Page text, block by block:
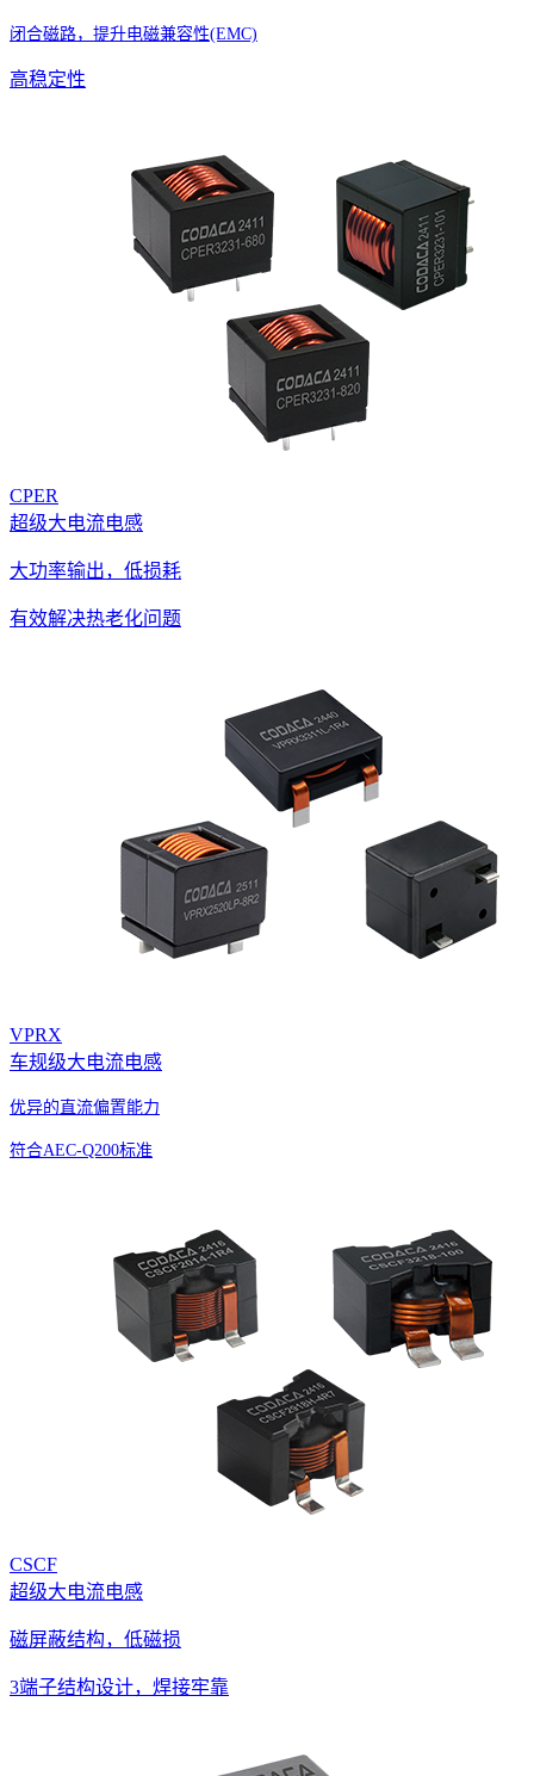
闭合磁路， 提升电磁兼容性(EMC)
高稳定性
CPER
超级大电流电感
大功率输出，低损耗
有效解决热老化问题
VPRX
车规级大电流电感
优异的直流偏置能力
符合AEC-Q200标准
CSCF
超级大电流电感
磁屏蔽结构，低磁损
3端子结构设计，焊接牢靠